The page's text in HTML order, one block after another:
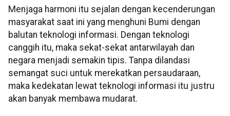
Menjaga harmoni itu sejalan dengan kecenderungan
masyarakat saat ini yang menghuni Bumi dengan
balutan teknologi informasi. Dengan teknologi
canggih itu, maka sekat-sekat antarwilayah dan
negara menjadi semakin tipis. Tanpa dilandasi
semangat suci untuk merekatkan persaudaraan,
maka kedekatan lewat teknologi informasi itu justru
akan banyak membawa mudarat.